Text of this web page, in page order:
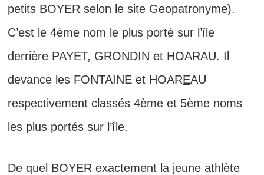
petits BOYER selon le site Geopatronyme).
C’est le 4ème nom le plus porté sur l’île
derrière PAYET, GRONDIN et HOARAU. Il
devance les FONTAINE et HOAREAU
respectivement classés 4ème et 5ème noms
les plus portés sur l’île.
De quel BOYER exactement la jeune athlète